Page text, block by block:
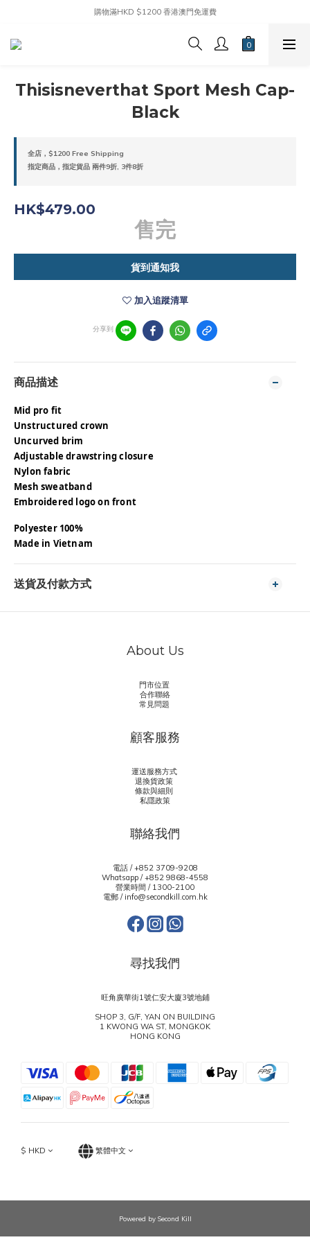
購物滿HKD $1200 香港澳門免運費
Thisisneverthat Sport Mesh Cap-
Black
全店，$1200 Free Shipping
指定商品，指定貨品 兩件9折, 3件8折
HK$479.00
售完
貨到通知我
加入追蹤清單
分享到
商品描述
Mid pro fit
Unstructured crown
Uncurved brim
Adjustable drawstring closure
Nylon fabric
Mesh sweatband
Embroidered logo on front
Polyester 100%
Made in Vietnam
送貨及付款方式
About Us
門市位置
合作聯絡
常見問題
顧客服務
運送服務方式
退換貨政策
條款與細則
私隱政策
聯絡我們
電話 / +852 3709-9208
Whatsapp /+852 9868-4558
營業時間 / 1300-2100
電郵 / info@secondkill.com.hk
尋找我們
旺角廣華街1號仁安大廈3號地鋪
SHOP 3, G/F, YAN ON BUILDING
1 KWONG WA ST, MONGKOK
HONG KONG
$ HKD 繁體中文
Powered by Second Kill